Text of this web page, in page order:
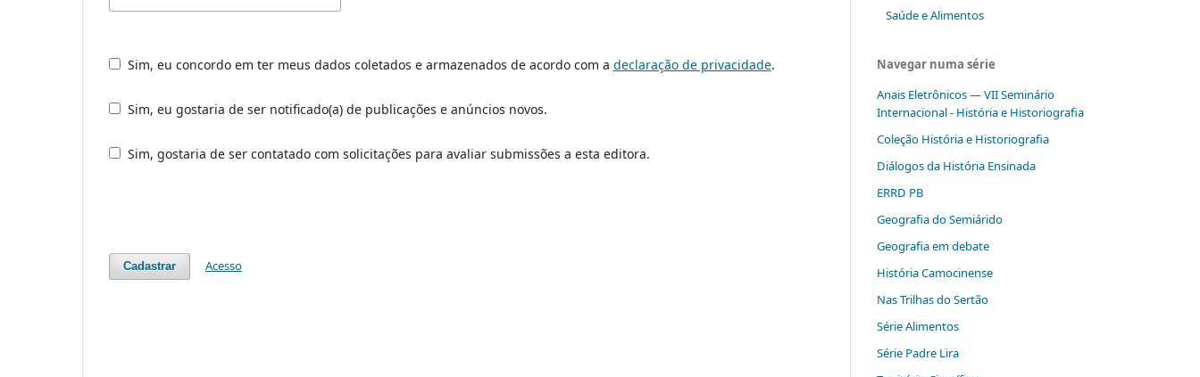
Sim, eu concordo em ter meus dados coletados e armazenados de acordo com a declaração de privacidade.
Sim, eu gostaria de ser notificado(a) de publicações e anúncios novos.
Sim, gostaria de ser contatado com solicitações para avaliar submissões a esta editora.
Cadastrar Acesso
Saúde e Alimentos
Navegar numa série
Anais Eletrônicos — VII Seminário
Internacional - História e Historiografia
Coleção História e Historiografia
Diálogos da História Ensinada
ERRD PB
Geografia do Semiárido
Geografia em debate
História Camocinense
Nas Trilhas do Sertão
Série Alimentos
Série Padre Lira